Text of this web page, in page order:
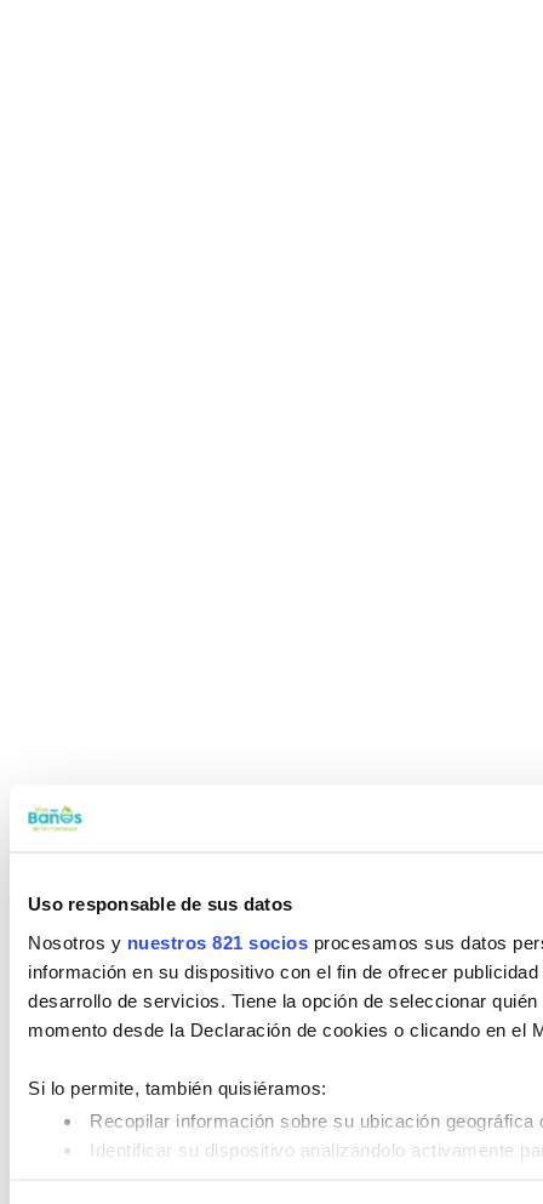
Uso responsable de sus datos
Nosotros y nuestros 821 socios procesamos sus datos
información en su dispositivo con el fin de ofrecer
desarrollo de servicios. Tiene la opción de seleccionar
momento desde la Declaración de cookies o clicando en el
Si lo permite, también quisiéramos:
Recopilar información sobre su ubicación
Identificar su dispositivo analizándolo activamente